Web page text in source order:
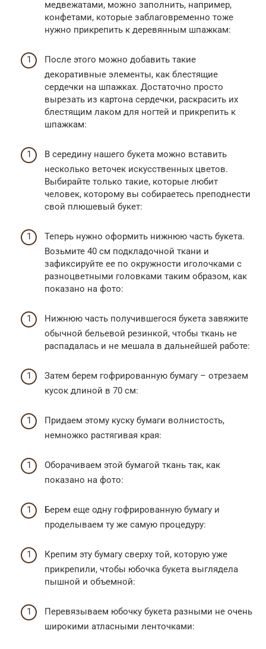
медвежатами, можно заполнить, например,
конфетами, которые заблаговременно тоже
нужно прикрепить к деревянным шпажкам:
После этого можно добавить такие
декоративные элементы, как блестящие
сердечки на шпажках. Достаточно просто
вырезать из картона сердечки, раскрасить их
блестящим лаком для ногтей и прикрепить к
шпажкам:
В середину нашего букета можно вставить
несколько веточек искусственных цветов.
Выбирайте только такие, которые любит
человек, которому вы собираетесь преподнести
свой плюшевый букет:
Теперь нужно оформить нижнюю часть букета.
Возьмите 40 см подкладочной ткани и
зафиксируйте ее по окружности иголочками с
разноцветными головками таким образом, как
показано на фото:
Нижнюю часть получившегося букета завяжите
обычной бельевой резинкой, чтобы ткань не
распадалась и не мешала в дальнейшей работе:
Затем берем гофрированную бумагу – отрезаем
кусок длиной в 70 см:
Придаем этому куску бумаги волнистость,
немножко растягивая края:
Оборачиваем этой бумагой ткань так, как
показано на фото:
Берем еще одну гофрированную бумагу и
проделываем ту же самую процедуру:
Крепим эту бумагу сверху той, которую уже
прикрепили, чтобы юбочка букета выглядела
пышной и объемной:
Перевязываем юбочку букета разными не очень
широкими атласными ленточками: